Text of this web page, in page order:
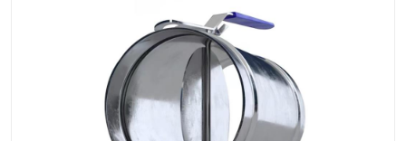
管道配件
镁质防火风管
通风管道